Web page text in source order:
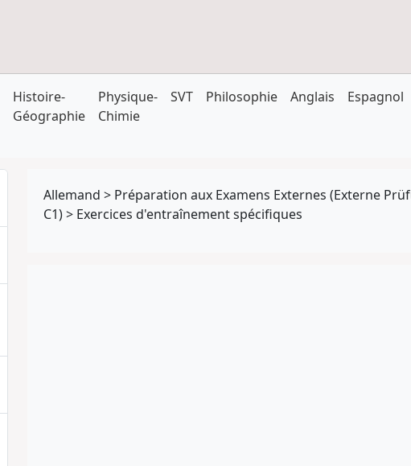
Histoire-
Géographie
Physique-
Chimie
SVT Philosophie Anglais Espagnol
Allemand > Préparation aux Examens Externes (Externe
C1)> Exercices d'entraînement spécifiques